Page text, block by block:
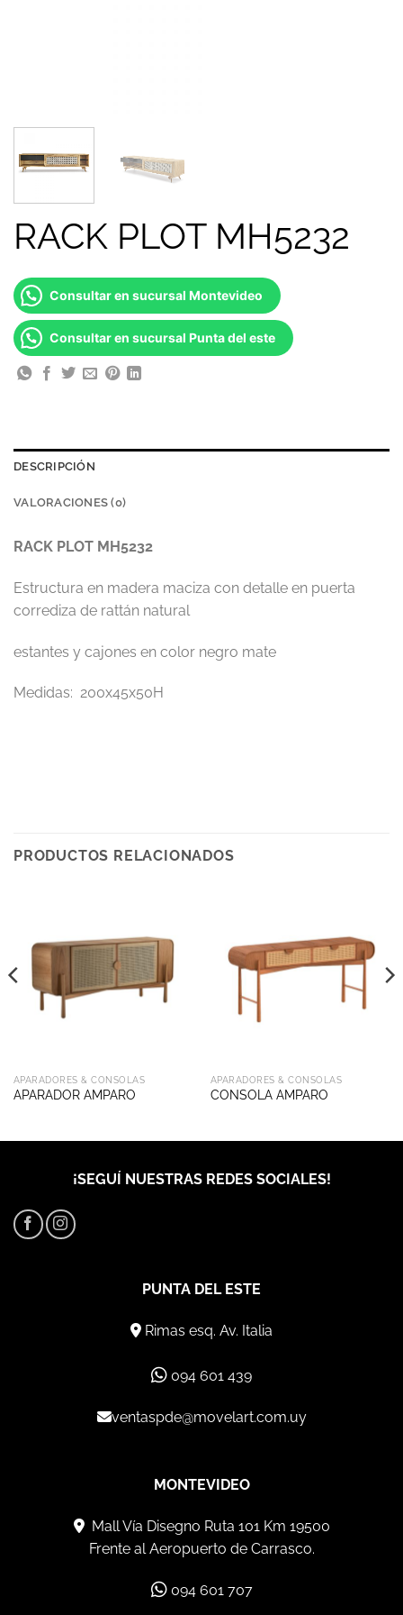
RACK PLOT MH5232
Consultar en sucursal Montevideo
Consultar en sucursal Punta del este
DESCRIPCIÓN
VALORACIONES (0)
RACK PLOT MH5232
Estructura en madera maciza con detalle en puerta
corrediza de rattán natural
estantes y cajones en color negro mate
Medidas: 200x45x50H
PRODUCTOS RELACIONADOS
APARADORES & CONSOLAS
APARADOR AMPARO
APARADORES & CONSOLAS
CONSOLA AMPARO
¡SEGUÍ NUESTRAS REDES SOCIALES!
PUNTA DEL ESTE
Rimas esq. Av. Italia
094 601 439
ventaspde@movelart.com.uy
MONTEVIDEO
Mall Vía Disegno Ruta 101 Km 19500
Frente al Aeropuerto de Carrasco.
094 601 707